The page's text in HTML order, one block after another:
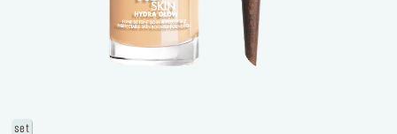
Lieu de livraisonFrance (€)
set